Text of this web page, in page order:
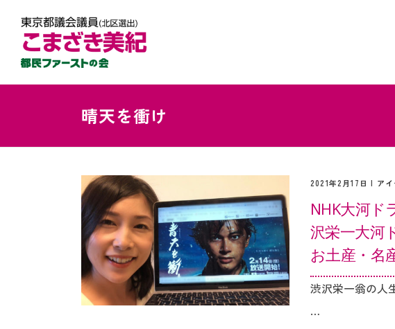
晴天を衝け
2021年2月17日 | ア
NHK大河ド
沢栄一大河
お土産・名
渋沢栄一翁の人
…